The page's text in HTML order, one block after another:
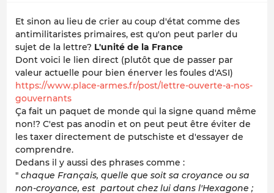
Et sinon au lieu de crier au coup d'état comme des
antimilitaristes primaires, est qu'on peut parler du
sujet de la lettre? L'unité de la France
Dont voici le lien direct (plutôt que de passer par
valeur actuelle pour bien énerver les foules d'ASI)
https://www.place-armes.fr/post/lettre-ouverte-a-nos-
gouvernants
Ça fait un paquet de monde qui la signe quand même
non!? C'est pas anodin et on peut peut être éviter de
les taxer directement de putschiste et d'essayer de
comprendre.
Dedans il y aussi des phrases comme :
" chaque Français, quelle que soit sa croyance ou sa
non-croyance, est partout chez lui dans l'Hexagone ;